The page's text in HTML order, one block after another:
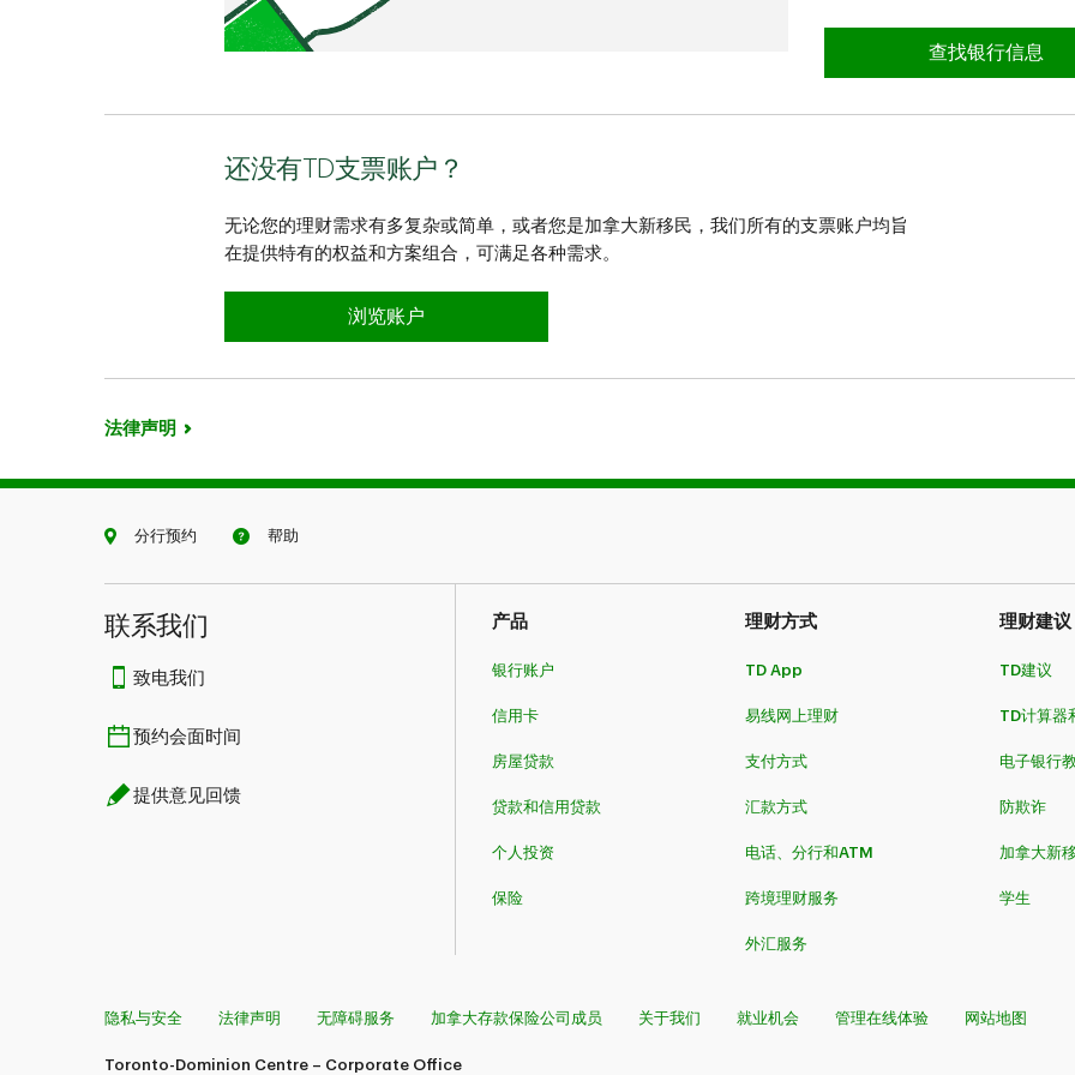
查找银行信息
还没有TD支票账户？
无论您的理财需求有多复杂或简单，或者您是加拿大新移民，我们所有的支票账户均旨
在提供特有的权益和方案组合，可满足各种需求。
还没有TD支票账户？
浏览账户
法律声明
分行预约 帮助
联系我们​​​​​​​
致电我们
预约会面时间
提供意见回馈
产品
银行账户
信用卡
房屋贷款
贷款和信用贷款
个人投资
保险
理财方式
TD App
易线网上理财
支付方式
汇款方式
电话、分行和ATM
跨境理财服务
外汇服务
理财建议
TD建议
TD计算器
电子银行
防欺诈
加拿大新
学生
隐私与安全 法律声明 无障碍服务 加拿大存款保险公司成员 关于我们 就业机会 管理在线体验 网站地图
Toronto-Dominion Centre – Corporate Office